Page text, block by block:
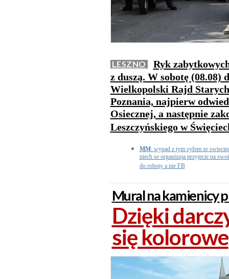
LESZNO
Ryk
z duszą. W sobotę (08.08)
Wielkopolski Rajd
Poznania, najpierw
Osiecznej, a następnie
Leszczyńskiego w
MM: wypad z tym syfem ze
niech se organizuja przyjecie na
do roboty a nie FB
Mural na kamienicy
Dzięki
się kolorowe